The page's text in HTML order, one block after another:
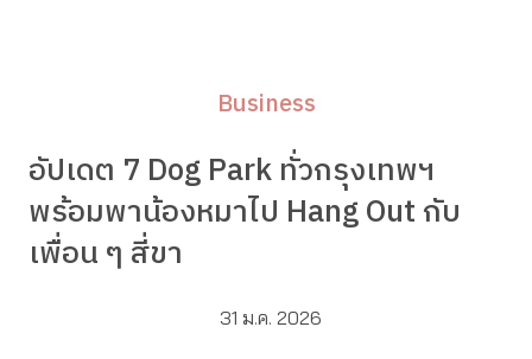
Business
อัปเดต 7 Dog Park ทั่วกรุงเทพฯ
พร้อมพาน้องหมาไป Hang Out กับ
เพื่อน ๆ สี่ขา
31 ม.ค. 2026